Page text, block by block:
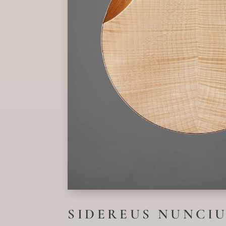
SIDEREUS